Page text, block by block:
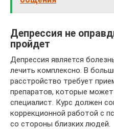
Депрессия не
пройдет
Депрессия является
лечить комплексно. В
расстройство требует
препаратов, которые
специалист. Курс должен
коррекционной работой с
со стороны близких людей.